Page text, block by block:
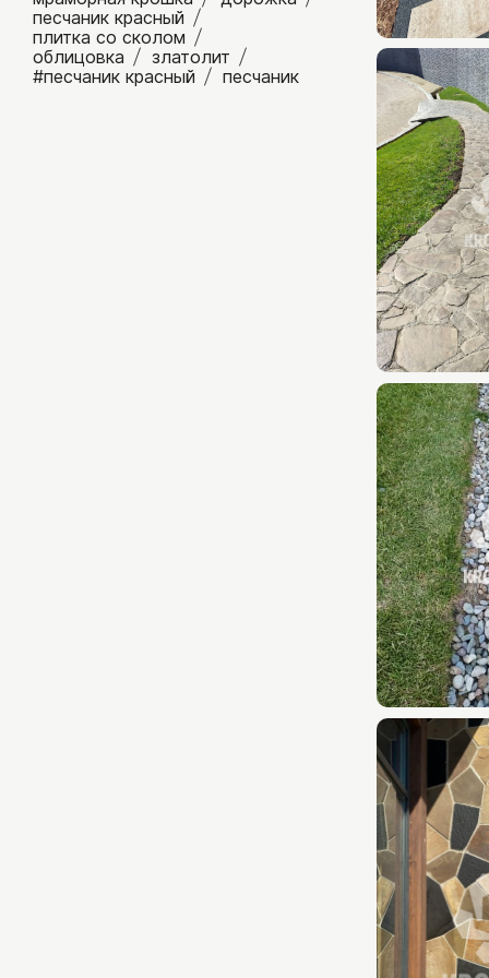
Горбушка/торец
Соломка/полоска
песчаник красный
плитка со сколом
облицовка
златолит
#песчаник красный
песчаник